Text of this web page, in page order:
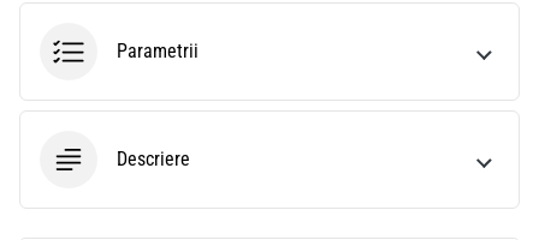
Parametrii
Descriere